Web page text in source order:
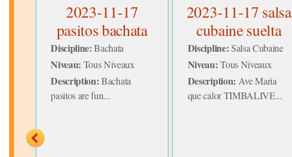
2023-11-17
pasitos bachata
Discipline:Bachata
Niveau: Tous Niveaux
Description:Bachata
pasitos are fun...
2023-11-17 salsa
cubaine suelta
Discipline:Salsa Cubaine
Niveau:Tous Niveaux
Description: Ave Maria
que calor TIMBALIVE...